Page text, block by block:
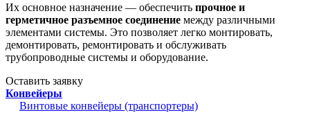
Их основное назначение — обеспечить прочное и
герметичное разъемное соединение между различными
элементами системы. Это позволяет легко монтировать,
демонтировать, ремонтировать и обслуживать
трубопроводные системы и оборудование.
Оставить заявку
Конвейеры
Винтовые конвейеры (транспортеры)